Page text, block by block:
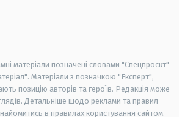
матеріали позначені словами "Спецпроєкт"
Матеріали з позначкою "Експерт",
позицію авторів та героїв. Редакція може
Детальніше щодо реклами та правил
в правилах користування сайтом.